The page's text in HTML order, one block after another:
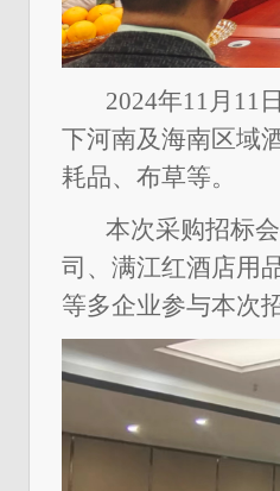
2024年11月11
下河南及海南区域
耗品、布草等。
本次采购招标
司、满江红酒店用
等多企业参与本次